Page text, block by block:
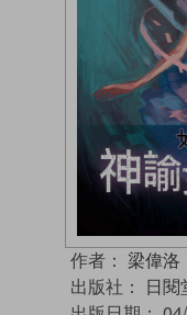
作者： 梁偉洛
出版社： 日閱